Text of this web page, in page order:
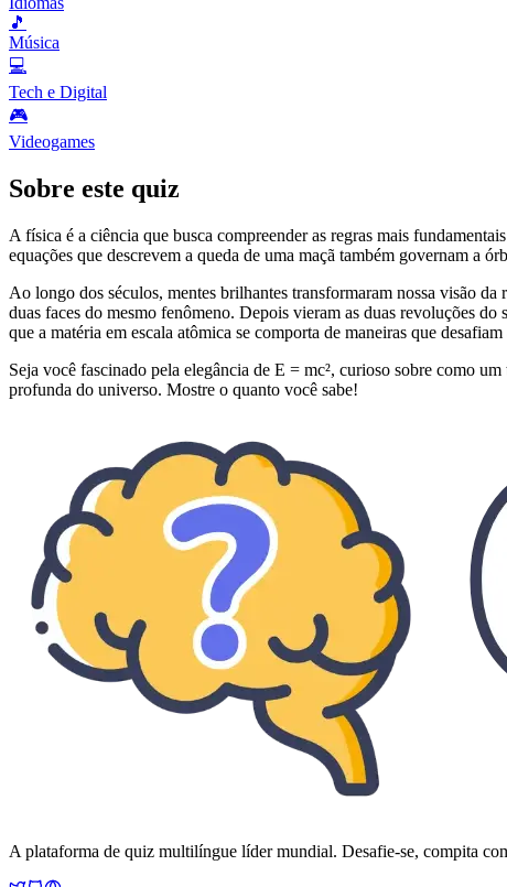
🎵
Música
💻
Tech e Digital
🎮
Videogames
Sobre este quiz
A física é a ciência que busca compreender as regras mais
equações que descrevem a queda de uma maçã também governam a
Ao longo dos séculos, mentes brilhantes transformaram nossa visão
duas faces do mesmo fenômeno. Depois vieram as duas revoluções
que a matéria em escala atômica se comporta de maneiras que
Seja você fascinado pela elegância de E = mc², curioso sobre como
profunda do universo. Mostre o quanto você sabe!
A plataforma de quiz multilíngue líder mundial. Desafie-se, compita